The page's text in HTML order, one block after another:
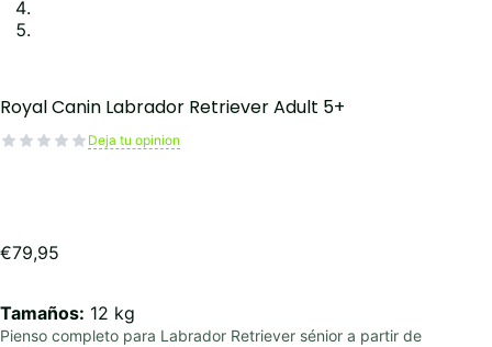
Royal Canin Labrador Retriever Adult 5+
Deja tu opinion
€79,95
Tamaños: 12 kg
Pienso completo para Labrador Retriever sénior a partir de